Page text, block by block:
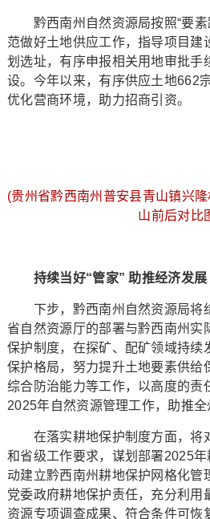
黔西南州自然资源局按照“要素
范做好土地供应工作，指导项目建
划选址，有序申报相关用地审批手
设。今年以来，有序供应土地662
优化营商环境，助力招商引资。
(贵州省黔西南州普安县青山镇兴
山前后对比
持续当好“管家” 助推经济发展
下步，黔西南州自然资源局将
省自然资源厅的部署与黔西南州实
保护制度，在探矿、配矿领域持续
保护格局，努力提升土地要素供给
综合防治能力等工作，以高度的责
2025年自然资源管理工作，助推全
在落实耕地保护制度方面，将
和省级工作要求，谋划部署2025
动建立黔西南州耕地保护网格化管
党委政府耕地保护责任，充分利用
资源专项调查成果、符合条件可恢